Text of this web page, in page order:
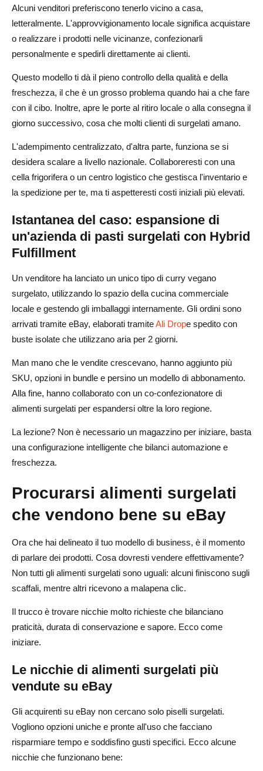
Alcuni venditori preferiscono tenerlo vicino a casa,
letteralmente. L'approvvigionamento locale significa acquistare
o realizzare i prodotti nelle vicinanze, confezionarli
personalmente e spedirli direttamente ai clienti.
Questo modello ti dà il pieno controllo della qualità e della
freschezza, il che è un grosso problema quando hai a che fare
con il cibo. Inoltre, apre le porte al ritiro locale o alla consegna il
giorno successivo, cosa che molti clienti di surgelati amano.
L'adempimento centralizzato, d'altra parte, funziona se si
desidera scalare a livello nazionale. Collaboreresti con una
cella frigorifera o un centro logistico che gestisca l'inventario e
la spedizione per te, ma ti aspetteresti costi iniziali più elevati.
Istantanea del caso: espansione di
un'azienda di pasti surgelati con Hybrid
Fulfillment
Un venditore ha lanciato un unico tipo di curry vegano
surgelato, utilizzando lo spazio della cucina commerciale
locale e gestendo gli imballaggi internamente. Gli ordini sono
arrivati tramite eBay, elaborati tramiteAli Drope spedito con
buste isolate che utilizzano aria per 2 giorni.
Man mano che le vendite crescevano, hanno aggiunto più
SKU, opzioni in bundle e persino un modello di abbonamento.
Alla fine, hanno collaborato con un co-confezionatore di
alimenti surgelati per espandersi oltre la loro regione.
La lezione? Non è necessario un magazzino per iniziare, basta
una configurazione intelligente che bilanci automazione e
freschezza.
Procurarsi alimenti surgelati
che vendono bene su eBay
Ora che hai delineato il tuo modello di business, è il momento
di parlare dei prodotti. Cosa dovresti vendere effettivamente?
Non tutti gli alimenti surgelati sono uguali: alcuni finiscono sugli
scaffali, mentre altri ricevono a malapena clic.
Il trucco è trovare nicchie molto richieste che bilanciano
praticità, durata di conservazione e sapore. Ecco come
iniziare.
Le nicchie di alimenti surgelati più
vendute su eBay
Gli acquirenti su eBay non cercano solo piselli surgelati.
Vogliono opzioni uniche e pronte all'uso che facciano
risparmiare tempo e soddisfino gusti specifici. Ecco alcune
nicchie che funzionano bene: